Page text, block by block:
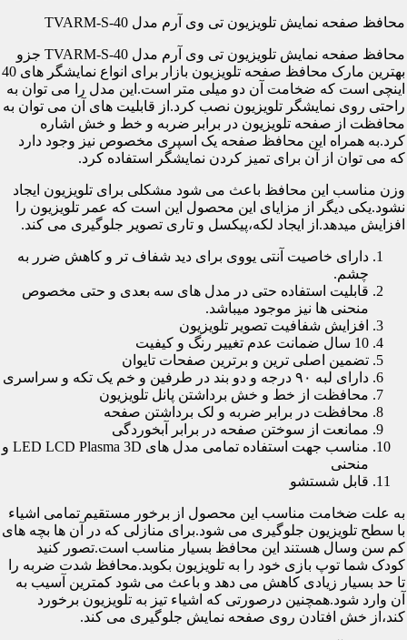
محافظ صفحه نمایش تلویزیون تی وی آرم مدل TVARM-S-40
محافظ صفحه نمایش تلویزیون تی وی آرم مدل TVARM-S-40 جزو
بهترین مارک محافظ صفحه تلویزیون بازار برای انواع نمایشگر های 40
اینچی است که ضخامت آن دو میلی متر است.این مدل را می توان به
راحتی روی نمایشگر تلویزیون نصب کرد.از قابلیت های آن می توان به
محافظت از صفحه تلویزیون در برابر ضربه و خط و خش اشاره
کرد.به همراه این محافظ صفحه یک اسپری مخصوص نیز وجود دارد
که می توان از آن برای تمیز کردن نمایشگر استفاده کرد.
وزن مناسب این محافظ باعث می شود مشکلی برای تلویزیون ایجاد
نشود.یکی دیگر از مزایای این محصول این است که عمر تلویزیون را
افزایش میدهد.از ایجاد لکه،پیکسل و تاری تصویر جلوگیری می کند.
دارای خاصیت آنتی یووی برای دید شفاف تر و کاهش ضرر به
چشم.
قابلیت استفاده حتی در مدل های سه بعدی و حتی مخصوص
منحنی ها نیز موجود میباشد.
افزایش شفافیت تصویر تلویزیون
10 سال ضمانت عدم تغییر رنگ و کیفیت
تضمین اصلی ترین و برترین صفحات تایوان
دارای لبه ۹۰ درجه و دو بند در طرفین و خم یک تکه و سراسری
محافظت از خط و خش برداشتن پانل تلویزیون
محافظت در برابر ضربه و لک برداشتن صفحه
ممانعت از سوختن صفحه در برابر آبخوردگی
مناسب جهت استفاده تمامی مدل های LED LCD Plasma 3D و
منحنی
قابل شستشو
به علت ضخامت مناسب این محصول از برخور مستقیم تمامی اشیاء
با سطح تلویزیون جلوگیری می شود.برای منازلی که در آن ها بچه های
کم سن وسال هستند این محافظ بسیار مناسب است.تصور کنید
کودک شما توپ بازی خود را به تلویزیون بکوبد.محافظ شدت ضربه را
تا حد بسیار زیادی کاهش می دهد و باعث می شود کمترین آسیب به
آن وارد شود.همچنین درصورتی که اشیاء تیز به تلویزیون برخورد
کند،از خش افتادن روی صفحه نمایش جلوگیری می کند.